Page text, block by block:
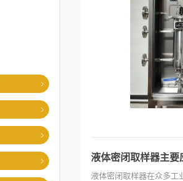
液体密闭取样器主要
液体密闭取样器在众多工